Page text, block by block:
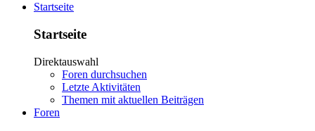
Startseite
Startseite
Direktauswahl
Foren durchsuchen
Letzte Aktivitäten
Themen mit aktuellen Beiträgen
Foren